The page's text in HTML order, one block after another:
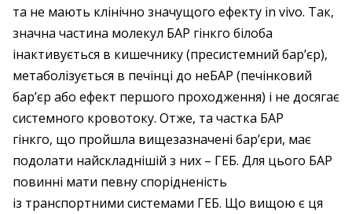
та не мають клінічно значущого ефекту in vivo. Так,
значна частина молекул БАР гінкго білоба
інактивується в кишечнику (пресистемний бар’єр),
метаболізується в печінці до неБАР (печінковий
бар’єр або ефект першого проходження) і не досягає
системного кровотоку. Отже, та частка БАР
гінкго, що пройшла вищезазначені бар’єри, має
подолати найскладнішій з них – ГЕБ. Для цього БАР
повинні мати певну спорідненість
із транспортними системами ГЕБ. Що вищою є ця